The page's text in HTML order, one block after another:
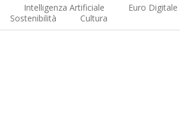
Intelligenza Artificiale Euro Digitale
Sostenibilità Cultura